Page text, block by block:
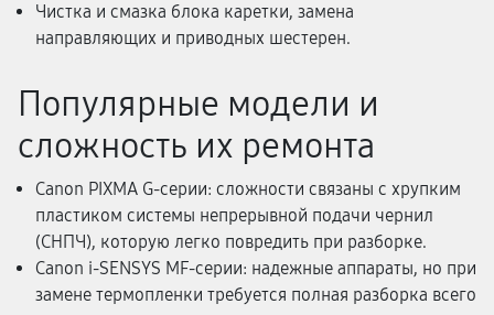
Чистка и смазка блока каретки, замена
направляющих и приводных шестерен.
Популярные модели и
сложность их ремонта
Canon PIXMA G-серии: сложности связаны с хрупким
пластиком системы непрерывной подачи чернил
(СНПЧ), которую легко повредить при разборке.
Canon i-SENSYS MF-серии: надежные аппараты, но при
замене термопленки требуется полная разборка всего